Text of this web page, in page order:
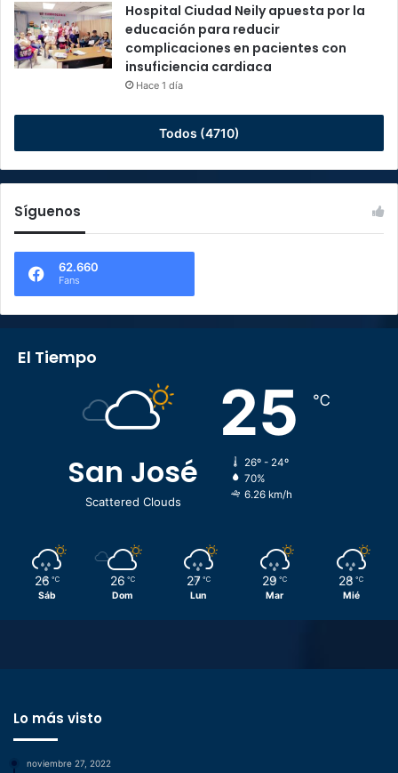
Hospital Ciudad Neily apuesta por la
educación para reducir
complicaciones en pacientes con
insuficiencia cardiaca
Hace 1 día
Todos (4710)
Síguenos
62.660
Fans
El Tiempo
San José
Scattered Clouds
25 ℃
26º - 24º
70%
6.26 km/h
26 ℃
Sáb
26 ℃
Dom
27 ℃
Lun
29 ℃
Mar
28 ℃
Mié
Lo más visto
noviembre 27, 2022